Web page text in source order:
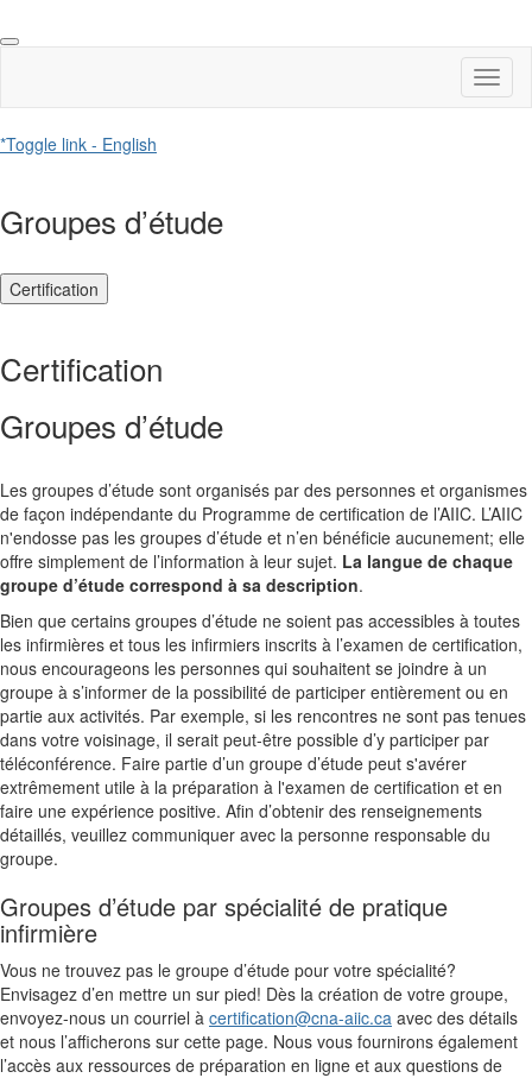
*Toggle link - English
Groupes d’étude
Certification
Certification
Groupes d’étude
Les groupes d’étude sont organisés par des personnes et organismes
de façon indépendante du Programme de certification de l’AIIC. L’AIIC
n'endosse pas les groupes d’étude et n’en bénéficie aucunement; elle
offre simplement de l’information à leur sujet. La langue de chaque
groupe d’étude correspond à sa description.
Bien que certains groupes d’étude ne soient pas accessibles à toutes
les infirmières et tous les infirmiers inscrits à l’examen de certification,
nous encourageons les personnes qui souhaitent se joindre à un
groupe à s’informer de la possibilité de participer entièrement ou en
partie aux activités. Par exemple, si les rencontres ne sont pas tenues
dans votre voisinage, il serait peut-être possible d’y participer par
téléconférence. Faire partie d’un groupe d’étude peut s'avérer
extrêmement utile à la préparation à l'examen de certification et en
faire une expérience positive. Afin d’obtenir des renseignements
détaillés, veuillez communiquer avec la personne responsable du
groupe.
Groupes d’étude par spécialité de pratique
infirmière
Vous ne trouvez pas le groupe d’étude pour votre spécialité?
Envisagez d’en mettre un sur pied! Dès la création de votre groupe,
envoyez-nous un courriel à certification@cna-aiic.ca avec des détails
et nous l’afficherons sur cette page. Nous vous fournirons également
l’accès aux ressources de préparation en ligne et aux questions de